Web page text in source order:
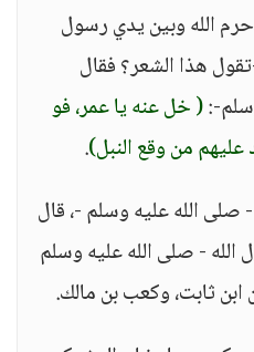
الله وبين يدي رسول
هذا الشعر؟ فقال
:( خل عنه يا عمر، فو
من وقع النبل).
الله عليه وسلم -، قال
- صلى الله عليه وسلم
ثابت، وكعب بن مالك.